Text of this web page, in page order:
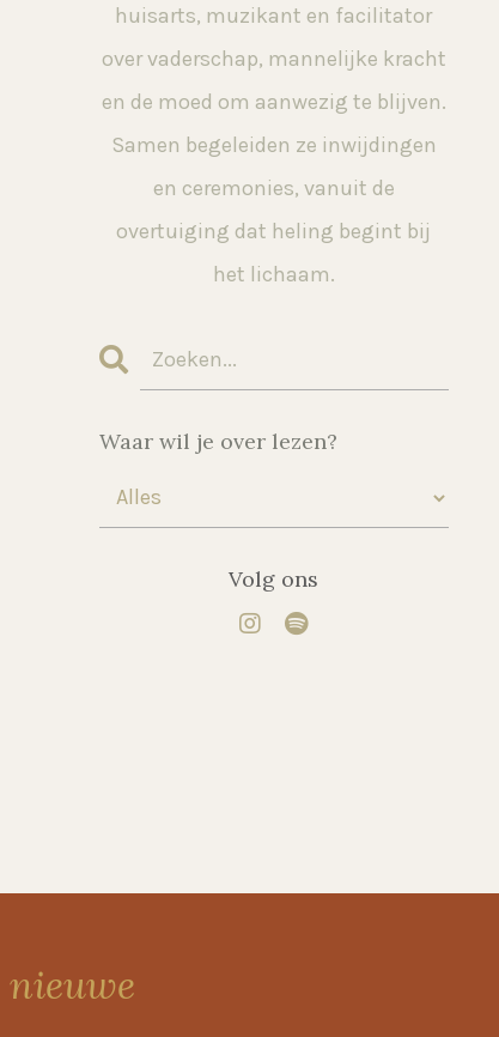
huisarts, muzikant en facilitator
over vaderschap, mannelijke kracht
en de moed om aanwezig te blijven.
Samen begeleiden ze inwijdingen
en ceremonies, vanuit de
overtuiging dat heling begint bij
het lichaam.
Waar wil je over lezen?
Volg ons
nieuwe